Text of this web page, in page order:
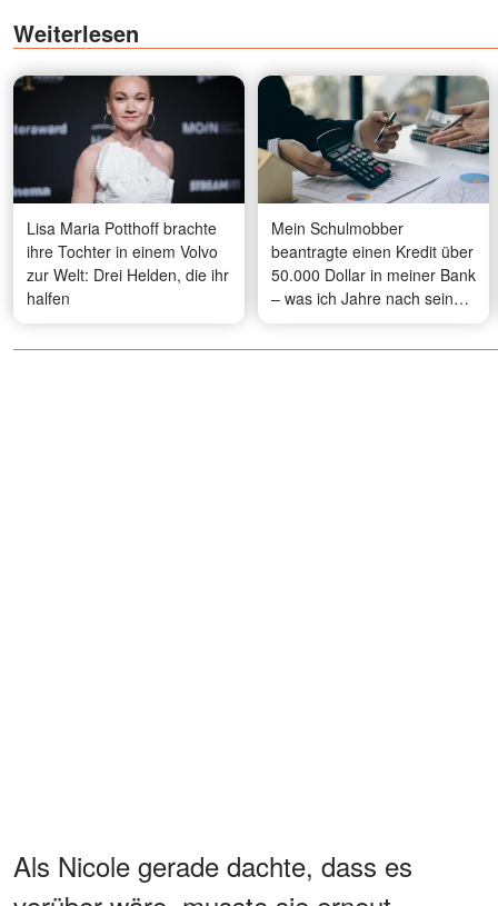
Weiterlesen
Lisa Maria Potthoff brachte
ihre Tochter in einem Volvo
zur Welt: Drei Helden, die ihr
halfen
Mein Schulmobber
beantragte einen Kredit über
50.000 Dollar in meiner Bank
– was ich Jahre nach seiner
Demütigung tat, ließ ihn
erblassen
Als Nicole gerade dachte, dass es